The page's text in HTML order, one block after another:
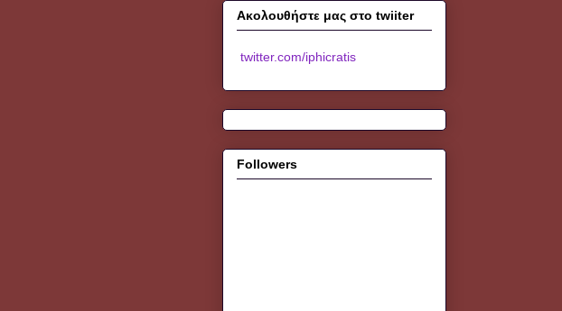
Ακολουθήστε μας στο twiiter
twitter.com/iphicratis
Followers